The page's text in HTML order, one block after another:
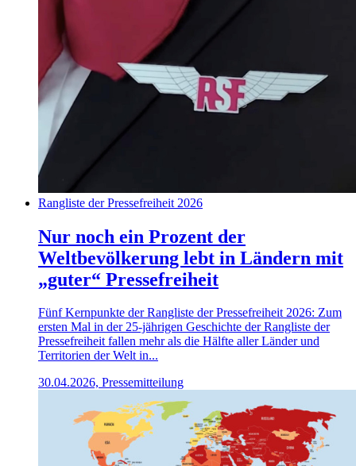
Rangliste der Pressefreiheit 2026
Nur noch ein Prozent der
Weltbevölkerung lebt in Ländern mit
„guter“ Pressefreiheit
Fünf Kernpunkte der Rangliste der Pressefreiheit 2026: Zum
ersten Mal in der 25-jährigen Geschichte der Rangliste der
Pressefreiheit fallen mehr als die Hälfte aller Länder und
Territorien der Welt in...
30.04.2026, Pressemitteilung